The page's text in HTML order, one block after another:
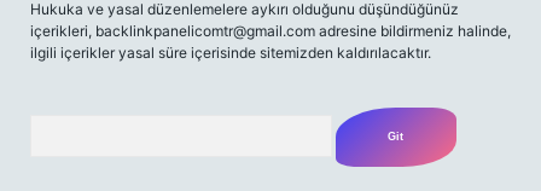
Hukuka ve yasal düzenlemelere aykırı olduğunu düşündüğünüz
içerikleri, backlinkpanelicomtr@gmail.com adresine bildirmeniz halinde,
ilgili içerikler yasal süre içerisinde sitemizden kaldırılacaktır.